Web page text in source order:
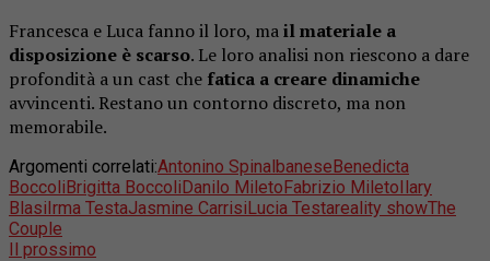
Francesca e Luca fanno il loro, mail materiale a
disposizione è scarso. Le loro analisi non riescono a dare
profondità a un cast che fatica a creare dinamiche
avvincenti. Restano un contorno discreto, ma non
memorabile.
Argomenti correlati:Antonino SpinalbaneseBenedicta
BoccoliBrigitta BoccoliDanilo MiletoFabrizio MiletoIlary
BlasiIrma TestaJasmine CarrisiLucia Testareality showThe
Couple
Il prossimo